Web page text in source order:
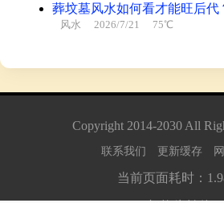
葬坟墓风水如何看才能旺后代
风水 2026/7/21 75℃
Copyright 2014-2030 All
联系我们 更新缓存
当前页面耗时：